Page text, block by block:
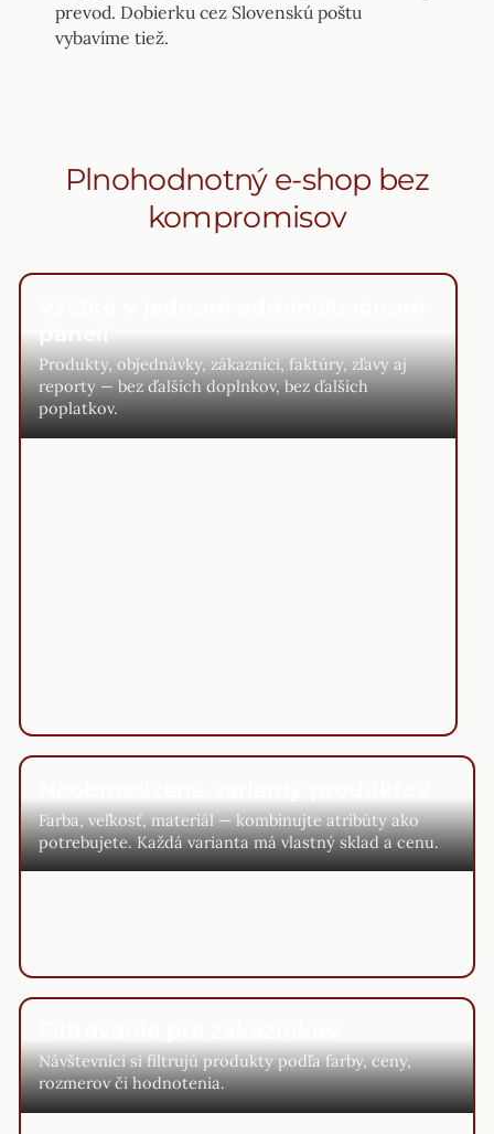
prevod. Dobierku cez Slovenskú poštu
vybavíme tiež.
Plnohodnotný e-shop bez
kompromisov
paneli
Produkty, objednávky, zákazníci, faktúry, zľavy aj
reporty — bez ďalších doplnkov, bez ďalších
poplatkov.
Farba, veľkosť, materiál — kombinujte atribúty ako
potrebujete. Každá varianta má vlastný sklad a cenu.
Návštevníci si filtrujú produkty podľa farby, ceny,
rozmerov či hodnotenia.